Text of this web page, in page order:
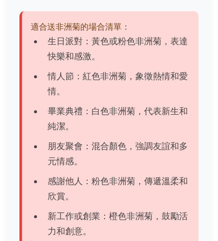
適合送非洲菊的場合清單：
生日派對：黃色或粉色非洲菊，表達
快樂和感激。
情人節：紅色非洲菊，象徵熱情和愛
情。
畢業典禮：白色非洲菊，代表新生和
純潔。
朋友聚會：混合顏色，強調友誼和多
元情感。
感謝他人：粉色非洲菊，傳遞溫柔和
欣賞。
新工作或創業：橙色非洲菊，鼓勵活
力和創意。